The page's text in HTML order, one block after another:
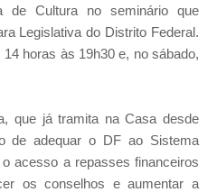
de Cultura no seminário que
Legislativa do Distrito Federal.
horas às 19h30 e, no sábado,
que já tramita na Casa desde
de adequar o DF ao Sistema
acesso a repasses financeiros
os conselhos e aumentar a